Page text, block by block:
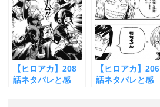
【ヒロアカ】208
話ネタバレと感
【ヒロアカ】206
話ネタバレと感